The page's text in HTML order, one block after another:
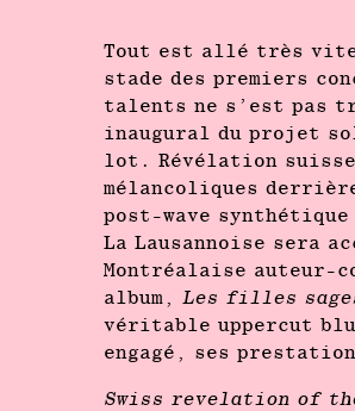
Tout est allé très vite
stade des premiers
talents ne s’est pas
inaugural du projet
lot. Révélation suisse
mélancoliques
post-wave synthétique
La Lausannoise sera
Montréalaise auteur-
album,
Les filles
véritable uppercut
engagé, ses
Swiss revelation of